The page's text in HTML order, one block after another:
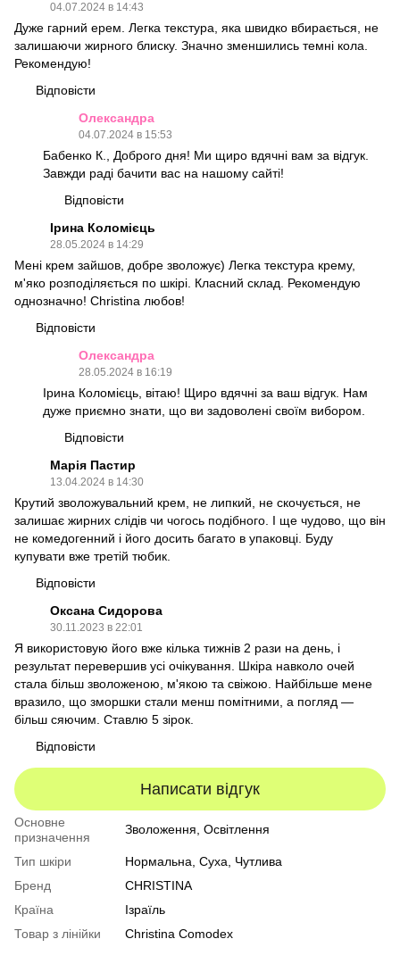
04.07.2024 в 14:43
Дуже гарний ерем. Легка текстура, яка швидко вбирається, не
залишаючи жирного блиску. Значно зменшились темні кола.
Рекомендую!
Відповісти
Олександра
04.07.2024 в 15:53
Бабенко К., Доброго дня! Ми щиро вдячні вам за відгук.
Завжди раді бачити вас на нашому сайті!
Відповісти
Ірина Коломієць
28.05.2024 в 14:29
Мені крем зайшов, добре зволожує) Легка текстура крему,
м'яко розподіляється по шкірі. Класний склад. Рекомендую
однозначно! Christina любов!
Відповісти
Олександра
28.05.2024 в 16:19
Ірина Коломієць, вітаю! Щиро вдячні за ваш відгук. Нам
дуже приємно знати, що ви задоволені своїм вибором.
Відповісти
Марія Пастир
13.04.2024 в 14:30
Крутий зволожувальний крем, не липкий, не скочується, не
залишає жирних слідів чи чогось подібного. І ще чудово, що він
не комедогенний і його досить багато в упаковці. Буду
купувати вже третій тюбик.
Відповісти
Оксана Сидорова
30.11.2023 в 22:01
Я використовую його вже кілька тижнів 2 рази на день, і
результат перевершив усі очікування. Шкіра навколо очей
стала більш зволоженою, м'якою та свіжою. Найбільше мене
вразило, що зморшки стали менш помітними, а погляд —
більш сяючим. Ставлю 5 зірок.
Відповісти
Написати відгук
Основне
призначення
Зволоження, Освітлення
Тип шкіри Нормальна, Суха, Чутлива
Бренд
CHRISTINA
Країна
Ізраїль
Товар з лінійки
Christina Comodex